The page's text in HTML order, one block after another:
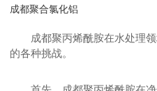
成都聚合氯化铝
成都聚丙烯酰胺在水处理
的各种挑战。